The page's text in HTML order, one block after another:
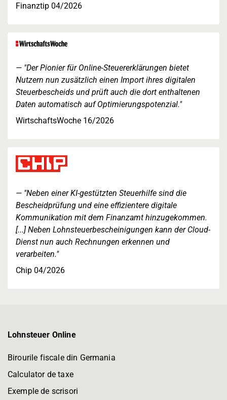
Finanztip 04/2026
"Der Pionier für Online-Steuererklärungen bietet
Nutzern nun zusätzlich einen Import ihres digitalen
Steuerbescheids und prüft auch die dort enthaltenen
Daten automatisch auf Optimierungspotenzial."
WirtschaftsWoche 16/2026
"Neben einer KI-gestützten Steuerhilfe sind die
Bescheidprüfung und eine effizientere digitale
Kommunikation mit dem Finanzamt hinzugekommen.
[...] Neben Lohnsteuerbescheinigungen kann der Cloud-
Dienst nun auch Rechnungen erkennen und
verarbeiten."
Chip 04/2026
Lohnsteuer Online
Birourile fiscale din Germania
Calculator de taxe
Exemple de scrisori